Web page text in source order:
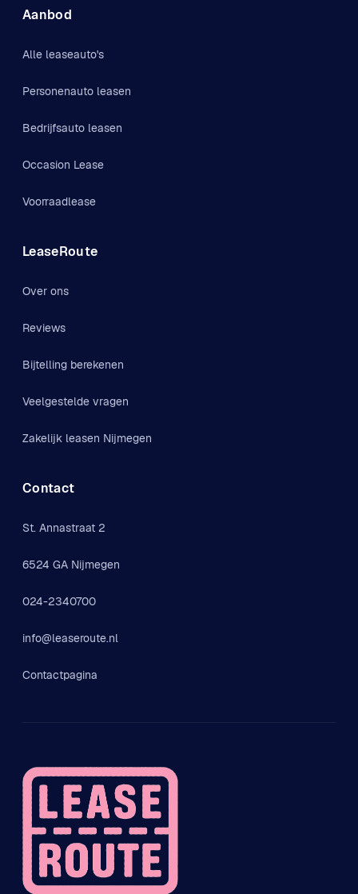
Aanbod
Alle leaseauto's
Personenauto leasen
Bedrijfsauto leasen
Occasion Lease
Voorraadlease
LeaseRoute
Over ons
Reviews
Bijtelling berekenen
Veelgestelde vragen
Zakelijk leasen Nijmegen
Contact
St. Annastraat 2
6524 GA Nijmegen
024-2340700
info@leaseroute.nl
Contactpagina